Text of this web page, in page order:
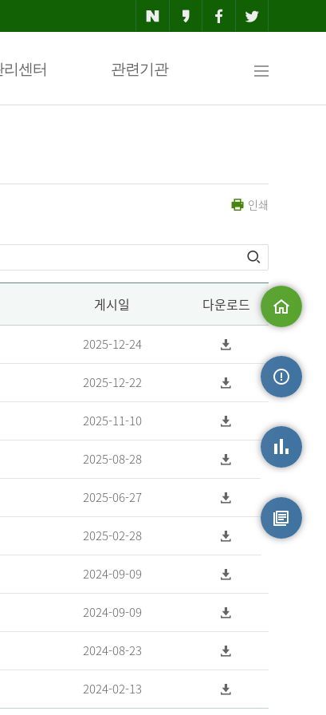
센터 관련기관
맵
인쇄
게시일 다운로드
2025-12-24
2025-12-22
2025-11-10
2025-08-28
2025-06-27
2025-02-28
2024-09-09
2024-09-09
2024-08-23
2024-02-13